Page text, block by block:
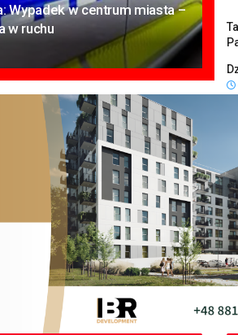
Wypadek w centrum miasta –
w ruchu